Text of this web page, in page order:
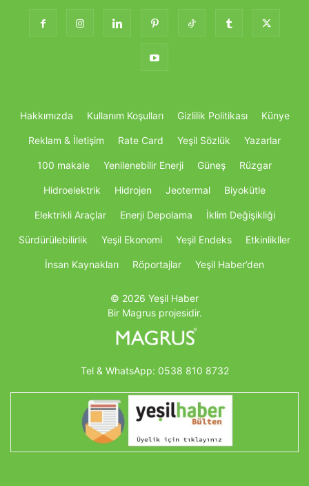
Hakkımızda Kullanım Koşulları Gizlilik Politikası Künye
Reklam & İletişim Rate Card Yeşil Sözlük Yazarlar
100 makale Yenilenebilir Enerji Güneş Rüzgar
Hidroelektrik Hidrojen Jeotermal Biyokütle
Elektrikli Araçlar Enerji Depolama İklim Değişikliği
Sürdürülebilirlik Yeşil Ekonomi Yeşil Endeks Etkinlikller
İnsan Kaynakları Röportajlar Yeşil Haber’den
© 2026 Yeşil Haber
Bir Magrus projesidir.
Tel & WhatsApp: 0538 810 8732